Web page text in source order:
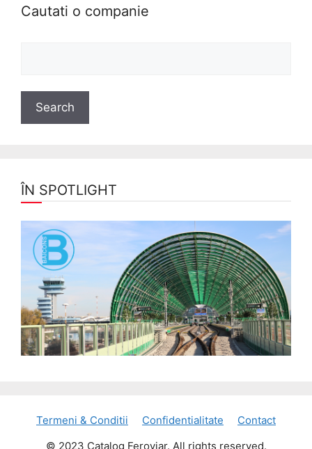
Cautati o companie
ÎN SPOTLIGHT
Termeni & Conditii Confidentialitate
Contact
© 2023 Catalog Feroviar. All rights reserved.